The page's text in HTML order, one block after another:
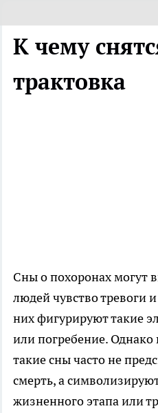
К чему
трактовка
Сны о похоронах могут
людей чувство тревоги
них фигурируют такие
или погребение.
такие сны часто не
смерть, а
жизненного этапа или